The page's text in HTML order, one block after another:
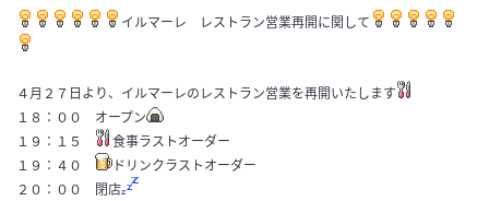
イルマーレ レストラン営業再開に関して
４月２７日より、イルマーレのレストラン営業を再開いたします
１８：００ オープン
１９：１５
食事ラストオーダー
１９：４０
ドリンクラストオーダー
２０：００ 閉店